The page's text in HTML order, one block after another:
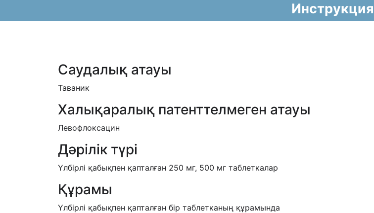
Инструкция
Саудалық атауы
Таваник
Халықаралық патенттелмеген атауы
Левофлоксацин
Дәрілік түрі
Үлбірлі қабықпен қапталған 250 мг, 500 мг таблеткалар
Құрамы
Үлбірлі қабықпен қапталған бір таблетканың құрамында